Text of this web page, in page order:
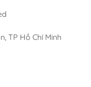
TP Hồ Chí Minh